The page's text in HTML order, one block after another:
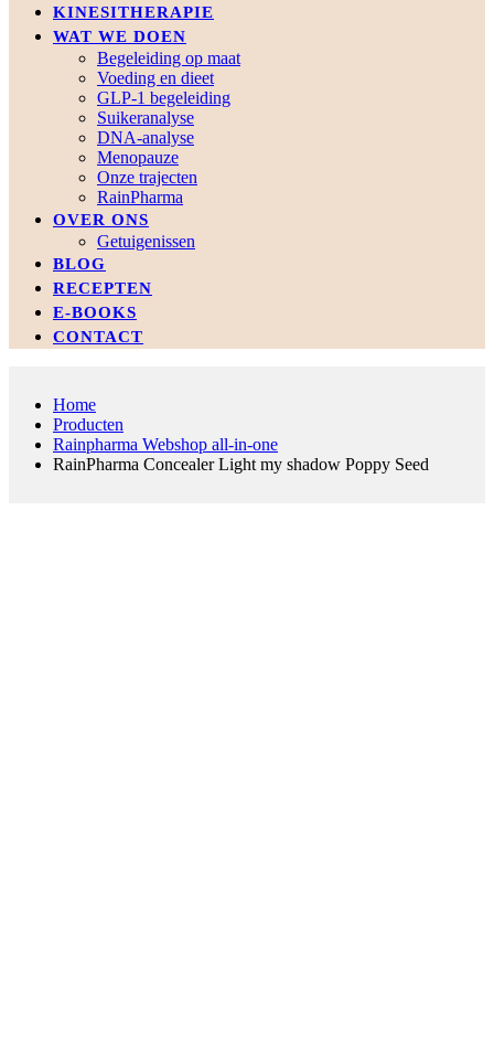
KINESITHERAPIE
WAT WE DOEN
Begeleiding op maat
Voeding en dieet
GLP-1 begeleiding
Suikeranalyse
DNA-analyse
Menopauze
Onze trajecten
RainPharma
OVER ONS
Getuigenissen
BLOG
RECEPTEN
E-BOOKS
CONTACT
Home
Producten
Rainpharma Webshop all-in-one
RainPharma Concealer Light my shadow Poppy Seed